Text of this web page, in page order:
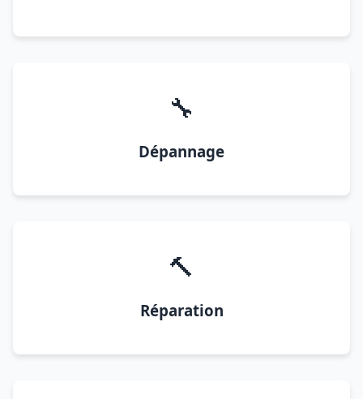
🔧
Dépannage
🔨
Réparation